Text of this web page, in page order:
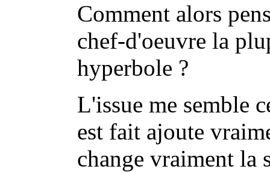
Comment alors
chef-d'oeuvre la
hyperbole ?
L'issue me semble
est fait ajoute
change vraiment la